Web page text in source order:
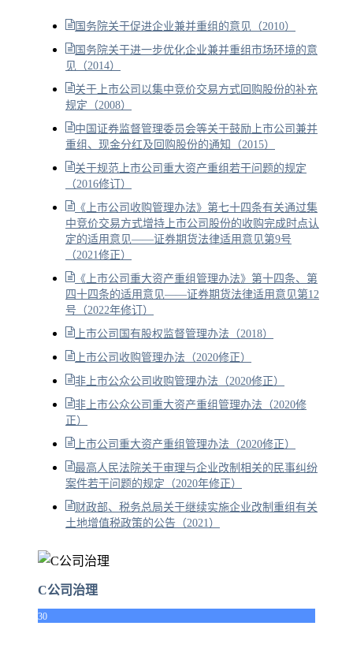
国务院关于促进企业兼并重组的意见（2010）
国务院关于进一步优化企业兼并重组市场环境的意
见（2014）
关于上市公司以集中竞价交易方式回购股份的补充
规定（2008）
中国证券监督管理委员会等关于鼓励上市公司兼并
重组、现金分红及回购股份的通知（2015）
关于规范上市公司重大资产重组若干问题的规定
（2016修订）
《上市公司收购管理办法》第七十四条有关通过集
中竞价交易方式增持上市公司股份的收购完成时点认
定的适用意见——证券期货法律适用意见第9号
（2021修正）
《上市公司重大资产重组管理办法》第十四条、第
四十四条的适用意见——证券期货法律适用意见第12
号（2022年修订）
上市公司国有股权监督管理办法（2018）
上市公司收购管理办法（2020修正）
非上市公众公司收购管理办法（2020修正）
非上市公众公司重大资产重组管理办法（2020修
正）
上市公司重大资产重组管理办法（2020修正）
最高人民法院关于审理与企业改制相关的民事纠纷
案件若干问题的规定（2020年修正）
财政部、税务总局关于继续实施企业改制重组有关
土地增值税政策的公告（2021）
C公司治理
30